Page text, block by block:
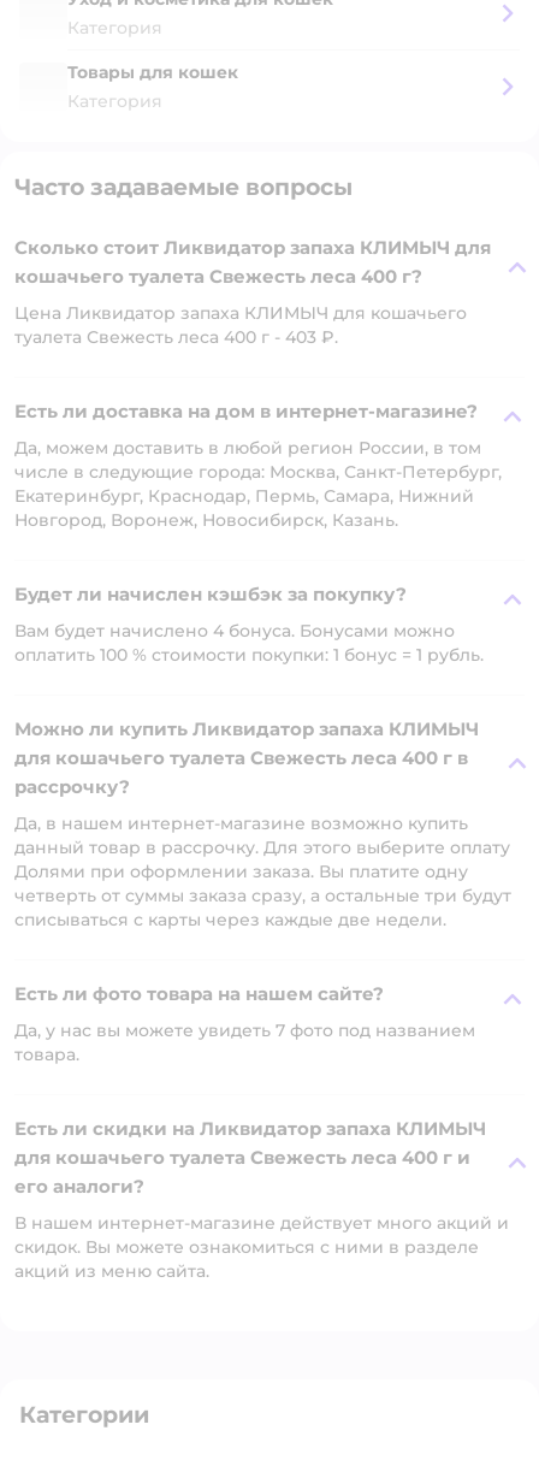
Категория
Товары для кошек
Категория
Часто задаваемые вопросы
Сколько стоит Ликвидатор запаха КЛИМЫЧ для
кошачьего туалета Свежесть леса 400 г?
Цена Ликвидатор запаха КЛИМЫЧ для кошачьего
туалета Свежесть леса 400 г - 403 ₽.
Есть ли доставка на дом в интернет-магазине?
Да, можем доставить в любой регион России, в том
числе в следующие города: Москва, Санкт-Петербург,
Екатеринбург, Краснодар, Пермь, Самара, Нижний
Новгород, Воронеж, Новосибирск, Казань.
Будет ли начислен кэшбэк за покупку?
Вам будет начислено 4 бонуса. Бонусами можно
оплатить 100 % стоимости покупки: 1 бонус = 1 рубль.
Можно ли купить Ликвидатор запаха КЛИМЫЧ
для кошачьего туалета Свежесть леса 400 г в
рассрочку?
Да, в нашем интернет-магазине возможно купить
данный товар в рассрочку. Для этого выберите оплату
Долями при оформлении заказа. Вы платите одну
четверть от суммы заказа сразу, а остальные три будут
списываться с карты через каждые две недели.
Есть ли фото товара на нашем сайте?
Да, у нас вы можете увидеть 7 фото под названием
товара.
Есть ли скидки на Ликвидатор запаха КЛИМЫЧ
для кошачьего туалета Свежесть леса 400 г и
его аналоги?
В нашем интернет-магазине действует много акций и
скидок. Вы можете ознакомиться с ними в разделе
акций из меню сайта.
Категории